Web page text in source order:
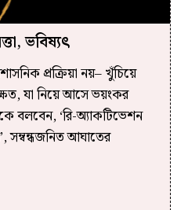
ভবিষ্যৎ
প্রক্রিয়া নয়– খুঁচিয়ে
যা নিয়ে আসে ভয়ংকর
বলবেন, ‘রি-অ্যাকটিভেশন
সম্বন্ধজনিত আঘাতের